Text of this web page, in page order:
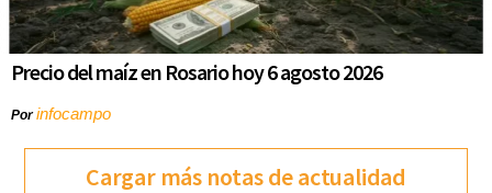
Precio del maíz en Rosario hoy 6 agosto 2026
Porinfocampo
Cargar más notas de actualidad